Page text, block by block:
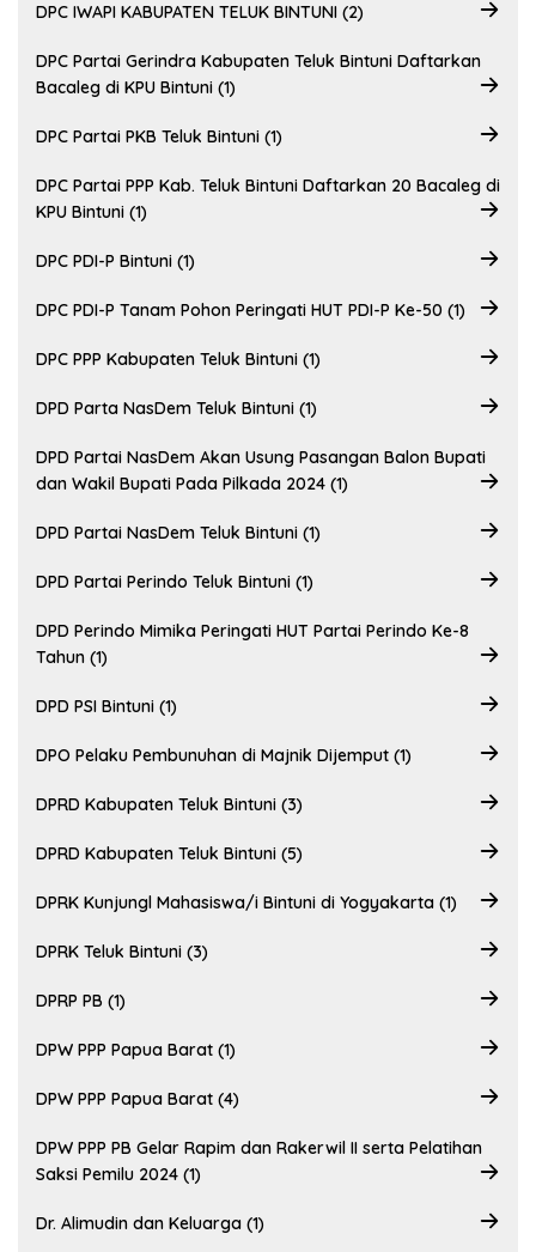
DPC IWAPI KABUPATEN TELUK BINTUNI (2)
DPC Partai Gerindra Kabupaten Teluk Bintuni Daftarkan
Bacaleg di KPU Bintuni (1)
DPC Partai PKB Teluk Bintuni (1)
DPC Partai PPP Kab. Teluk Bintuni Daftarkan 20 Bacaleg di
KPU Bintuni (1)
DPC PDI-P Bintuni (1)
DPC PDI-P Tanam Pohon Peringati HUT PDI-P Ke-50 (1)
DPC PPP Kabupaten Teluk Bintuni (1)
DPD Parta NasDem Teluk Bintuni (1)
DPD Partai NasDem Akan Usung Pasangan Balon Bupati
dan Wakil Bupati Pada Pilkada 2024 (1)
DPD Partai NasDem Teluk Bintuni (1)
DPD Partai Perindo Teluk Bintuni (1)
DPD Perindo Mimika Peringati HUT Partai Perindo Ke-8
Tahun (1)
DPD PSI Bintuni (1)
DPO Pelaku Pembunuhan di Majnik Dijemput (1)
DPRD Kabupaten Teluk Bintuni (3)
DPRD Kabupaten Teluk Bintuni (5)
DPRK Kunjungl Mahasiswa/i Bintuni di Yogyakarta (1)
DPRK Teluk Bintuni (3)
DPRP PB (1)
DPW PPP Papua Barat (1)
DPW PPP Papua Barat (4)
DPW PPP PB Gelar Rapim dan Rakerwil II serta Pelatihan
Saksi Pemilu 2024 (1)
Dr. Alimudin dan Keluarga (1)